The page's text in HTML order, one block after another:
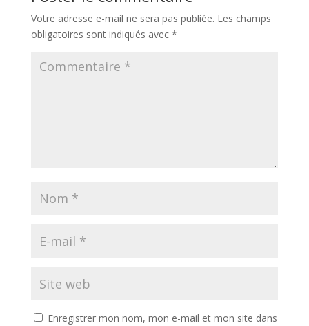
Votre adresse e-mail ne sera pas publiée. Les champs
obligatoires sont indiqués avec *
Enregistrer mon nom, mon e-mail et mon site dans